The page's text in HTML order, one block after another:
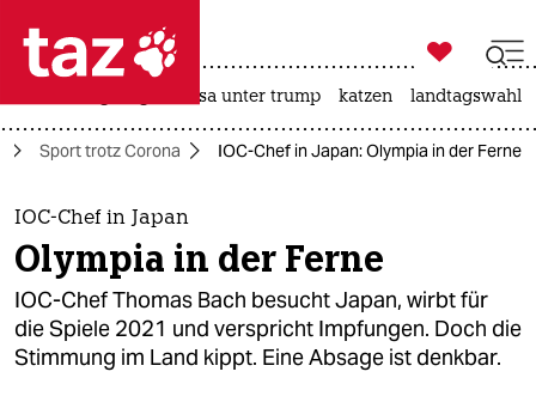
 taz zahl ich
taz zahl ich
themen
politik
öko
gesellschaft

taz zahl ich
usa unter trump katzen landtagswahl
Sport trotz Corona IOC-Chef in Japan: Olympia in der Ferne
IOC-Chef in Japan
Olympia in der Ferne
IOC-Chef Thomas Bach besucht Japan, wirbt für
die Spiele 2021 und verspricht Impfungen. Doch die
Stimmung im Land kippt. Eine Absage ist denkbar.